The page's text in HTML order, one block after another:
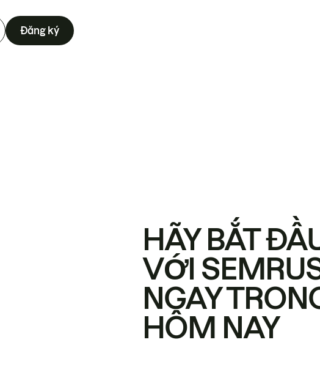
Đăng ký
HÃY BẮT
VỚI
NGAY
HÔM NAY